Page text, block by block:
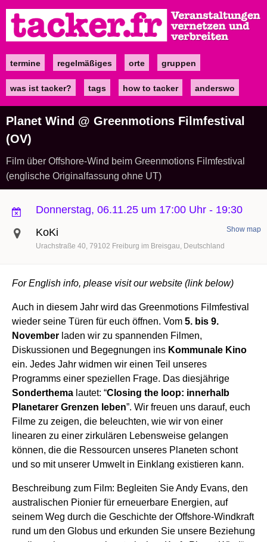
zum
Inhalt
Maintermine regelmäßiges orte gruppen
was ist tacker? tags how to tacker anderswo
Planet Wind @ Greenmotions Filmfestival
(OV)
Film über Offshore-Wind beim Greenmotions Filmfestival
(englische Originalfassung ohne UT)
Donnerstag, 06.11.25 um 17:00 Uhr - 19:30
KoKi
Urachstraße 40 79102 Freiburg im Breisgau Deutschland
Show map
For English info, please visit our website (link below)
Auch in diesem Jahr wird das Greenmotions Filmfestival
wieder seine Türen für euch öffnen. Vom 5. bis 9.
November laden wir zu spannenden Filmen,
Diskussionen und Begegnungen ins Kommunale Kino
ein. Jedes Jahr widmen wir einen Teil unseres
Programms einer speziellen Frage. Das diesjährige
Sonderthema lautet: “Closing the loop: innerhalb
Planetarer Grenzen leben”. Wir freuen uns darauf, euch
Filme zu zeigen, die beleuchten, wie wir von einer
linearen zu einer zirkulären Lebensweise gelangen
können, die die Ressourcen unseres Planeten schont
und so mit unserer Umwelt in Einklang existieren kann.
Beschreibung zum Film: Begleiten Sie Andy Evans, den
australischen Pionier für erneuerbare Energien, auf
seinem Weg durch die Geschichte der Offshore-Windkraft
rund um den Globus und erkunden Sie unsere Beziehung